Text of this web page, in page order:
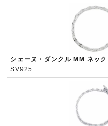
シェーヌ・ダンクル MM ネック
SV925